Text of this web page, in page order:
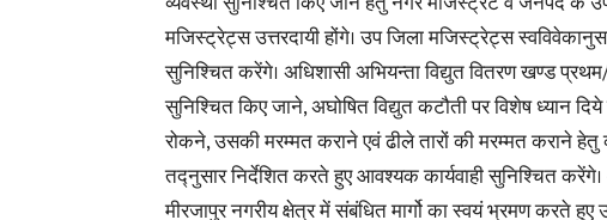
मजिस्ट्रेट्स उत्तरदायी होंगे। उप जिला मजिस्ट्रेट्स
सुनिश्चित करेंगे। अधिशासी अभियन्ता विद्युत वितरण खण्ड प्रथम/
सुनिश्चित किए जाने, अघोषित विद्युत कटौती पर विशेष ध्यान दिये
रोकने, उसकी मरम्मत कराने एवं ढीले तारों की मरम्मत कराने
तद्नुसार निर्देशित करते हुए आवश्यक कार्यवाही सुनिश्चित
मीरजापुर नगरीय क्षेत्र में संबंधित मार्गो का स्वयं भ्रमण